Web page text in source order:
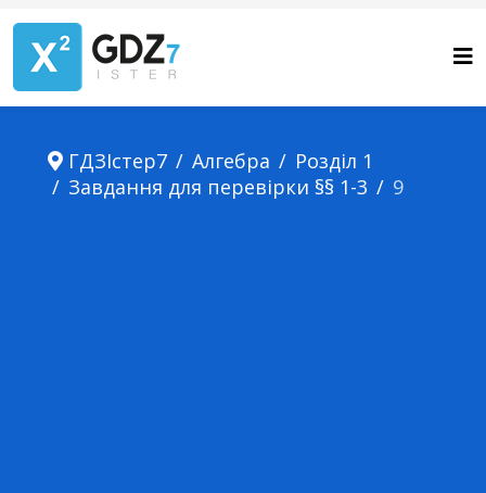
ГДЗІстер7 Алгебра
Розділ 1
Завдання для перевірки §§ 1-3
9